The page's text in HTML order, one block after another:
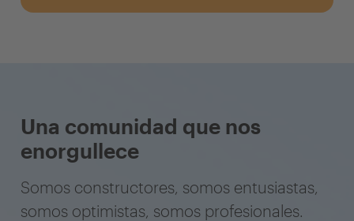
Una comunidad que nos
enorgullece
Somos constructores, somos entusiastas,
somos optimistas, somos profesionales.